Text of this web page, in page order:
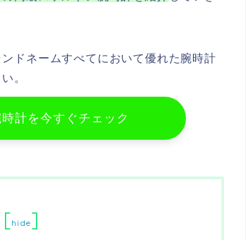
ドネームすべてにおいて優れた腕時計
。
計を今すぐチェック
[hide]